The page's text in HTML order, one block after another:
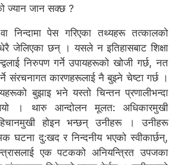
ज्यान जान सक्छ ?
निन्दामा पेस गरिएका तथ्यहरू तत्कालको
धेरै जेलिएका छन् । यसले न इतिहासबाट शिक्षा
निरुपण गर्ने उपायहरूको खोजी गर्छ, नत
संरचनागत कारणहरूलाई नै बुझ्ने चेष्टा गर्छ ।
बुझाइ भने यस्तो चिन्तन प्रणालीभन्दा
। थारु आन्दोलन मूलत: अधिकारमुखी
होइन भन्छन् उनीहरू । उनीहरू
घटना दु:खद र निन्दनीय भएको स्वीकार्छन्,
एक पटकको अनियन्त्रित उपजका